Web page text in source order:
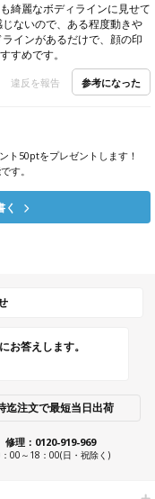
綺麗なボディラインに見せて
ないので、ある程度動きや
インがあるだけで、顔の印
すめです。
違反を報告 参考になった
ト50ptをプレゼントします！
す。
く
お答えします。
迄注文で最短当日出荷
修理：0120-919-969
00～18：00(日・祝除く)